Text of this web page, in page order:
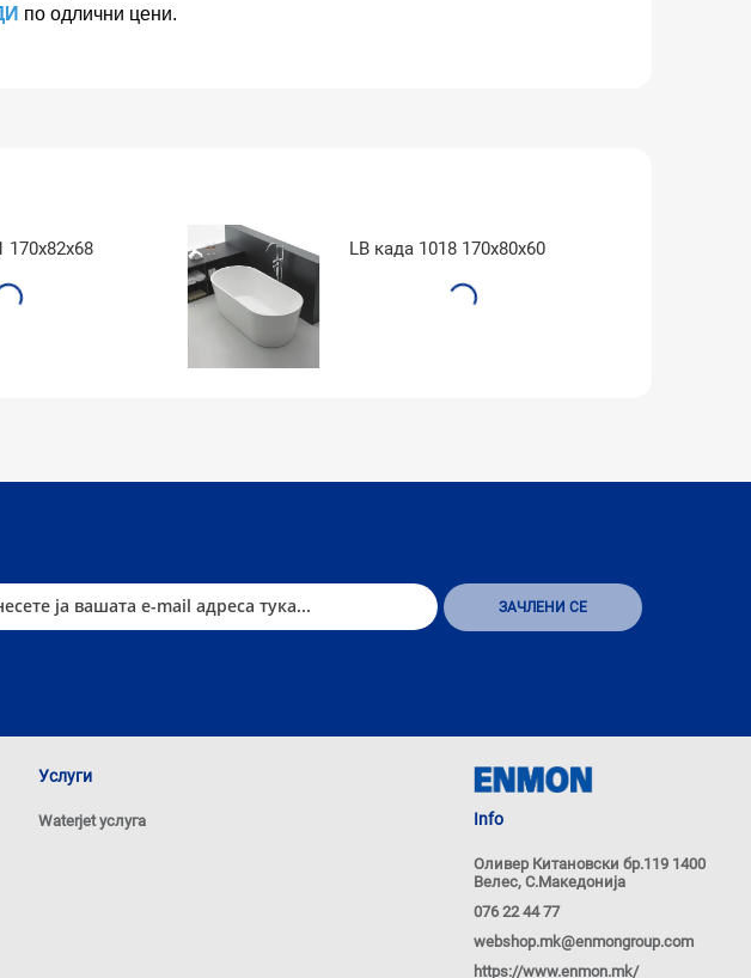
по одлични цени.
170x82x68 LB када 1018 170x80x60
Услуги
Waterjet услуга Info
Оливер Китановски бр.119 1400
Велес, С.Македонија
076 22 44 77
webshop.mk@enmongroup.com
https://www.enmon.mk/